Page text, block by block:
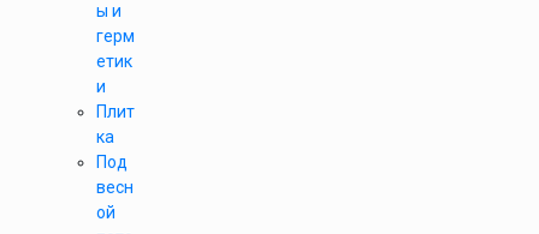
ы и
герм
етик
и
Плит
ка
Под
весн
ой